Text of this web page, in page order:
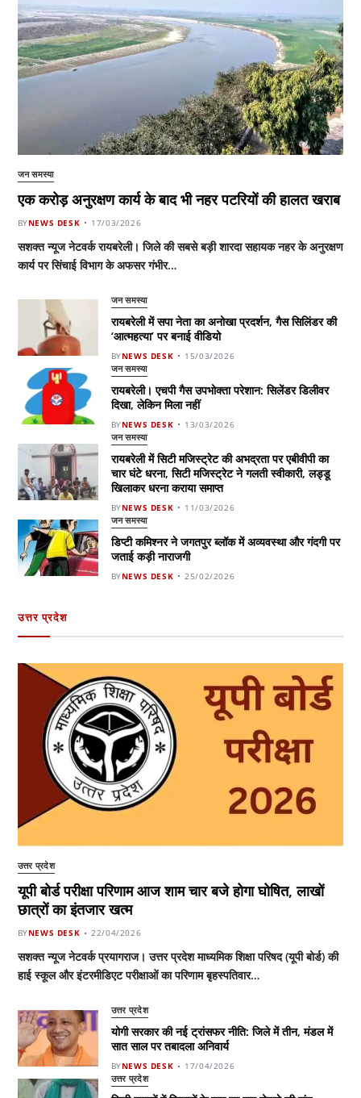
जन समस्या
एक करोड़ अनुरक्षण कार्य के बाद भी नहर पटरियों की हालत खराब
BYNEWS DESK 17/03/2026
सशक्त न्यूज नेटवर्क रायबरेली। जिले की सबसे बड़ी शारदा सहायक नहर के अनुरक्षण
कार्य पर सिंचाई विभाग के अफसर गंभीर…
जन समस्या
रायबरेली में सपा नेता का अनोखा प्रदर्शन, गैस सिलिंडर की
‘आत्महत्या’ पर बनाई वीडियो
BYNEWS DESK 15/03/2026
जन समस्या
रायबरेली। एचपी गैस उपभोक्ता परेशान: सिलेंडर डिलीवर
दिखा, लेकिन मिला नहीं
BYNEWS DESK 13/03/2026
जन समस्या
रायबरेली में सिटी मजिस्ट्रेट की अभद्रता पर एबीवीपी का
चार घंटे धरना, सिटी मजिस्ट्रेट ने गलती स्वीकारी, लड्डू
खिलाकर धरना कराया समाप्त
BYNEWS DESK 11/03/2026
जन समस्या
डिप्टी कमिश्नर ने जगतपुर ब्लॉक में अव्यवस्था और गंदगी पर
जताई कड़ी नाराजगी
BYNEWS DESK 25/02/2026
उत्तर प्रदेश
उत्तर प्रदेश
यूपी बोर्ड परीक्षा परिणाम आज शाम चार बजे होगा घोषित, लाखों
छात्रों का इंतजार खत्म
BYNEWS DESK 22/04/2026
सशक्त न्यूज नेटवर्क प्रयागराज। उत्तर प्रदेश माध्यमिक शिक्षा परिषद (यूपी बोर्ड) की
हाई स्कूल और इंटरमीडिएट परीक्षाओं का परिणाम बृहस्पतिवार…
उत्तर प्रदेश
योगी सरकार की नई ट्रांसफर नीति: जिले में तीन, मंडल में
सात साल पर तबादला अनिवार्य
BYNEWS DESK 17/04/2026
उत्तर प्रदेश